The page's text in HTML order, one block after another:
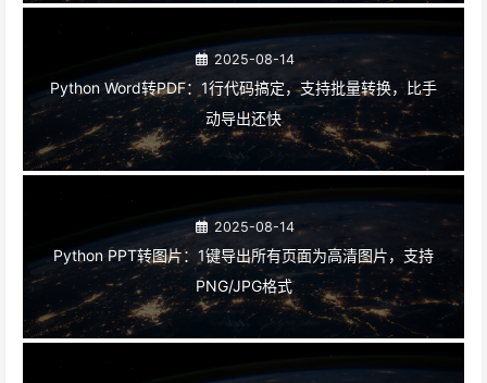
2025-08-14
Python Word转PDF：1行代码搞定，支持批量转换，比手
动导出还快
2025-08-14
Python PPT转图片：1键导出所有页面为高清图片，支持
PNG/JPG格式